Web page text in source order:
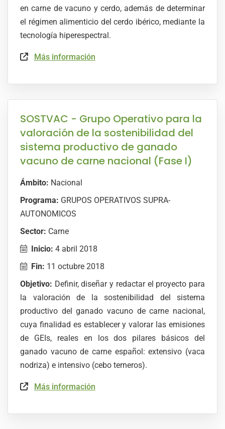
en carne de vacuno y cerdo, además de determinar
el régimen alimenticio del cerdo ibérico, mediante la
tecnología hiperespectral.
Más información
SOSTVAC - Grupo Operativo para la
valoración de la sostenibilidad del
sistema productivo de ganado
vacuno de carne nacional (Fase I)
Ámbito: Nacional
Programa: GRUPOS OPERATIVOS SUPRA-
AUTONOMICOS
Sector: Carne
Inicio: 4 abril 2018
Fin: 11 octubre 2018
Objetivo: Definir, diseñar y redactar el proyecto para
la valoración de la sostenibilidad del sistema
productivo del ganado vacuno de carne nacional,
cuya finalidad es establecer y valorar las emisiones
de GEIs, reales en los dos pilares básicos del
ganado vacuno de carne español: extensivo (vaca
nodriza) e intensivo (cebo terneros).
Más información